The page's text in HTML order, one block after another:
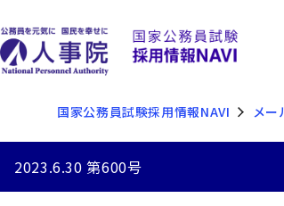
国家公務員試験採用情報NAVI メー
2023.6.30 第600号